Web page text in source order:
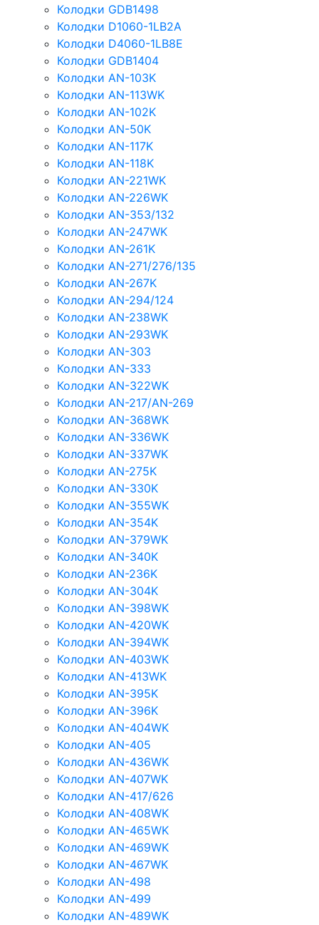
Колодки GDB1498
Колодки D1060-1LB2A
Колодки D4060-1LB8E
Колодки GDB1404
Колодки AN-103K
Колодки AN-113WK
Колодки AN-102K
Колодки AN-50K
Колодки AN-117K
Колодки AN-118K
Колодки AN-221WK
Колодки AN-226WK
Колодки AN-353/132
Колодки AN-247WK
Колодки AN-261K
Колодки AN-271/276/135
Колодки AN-267K
Колодки AN-294/124
Колодки AN-238WK
Колодки AN-293WK
Колодки AN-303
Колодки AN-333
Колодки AN-322WK
Колодки AN-217/AN-269
Колодки AN-368WK
Колодки AN-336WK
Колодки AN-337WK
Колодки AN-275K
Колодки AN-330K
Колодки AN-355WK
Колодки AN-354K
Колодки AN-379WK
Колодки AN-340K
Колодки AN-236K
Колодки AN-304K
Колодки AN-398WK
Колодки AN-420WK
Колодки AN-394WK
Колодки AN-403WK
Колодки AN-413WK
Колодки AN-395K
Колодки AN-396K
Колодки AN-404WK
Колодки AN-405
Колодки AN-436WK
Колодки AN-407WK
Колодки AN-417/626
Колодки AN-408WK
Колодки AN-465WK
Колодки AN-469WK
Колодки AN-467WK
Колодки AN-498
Колодки AN-499
Колодки AN-489WK